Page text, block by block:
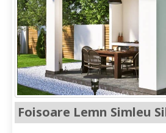
Foisoare Lemn Simleu